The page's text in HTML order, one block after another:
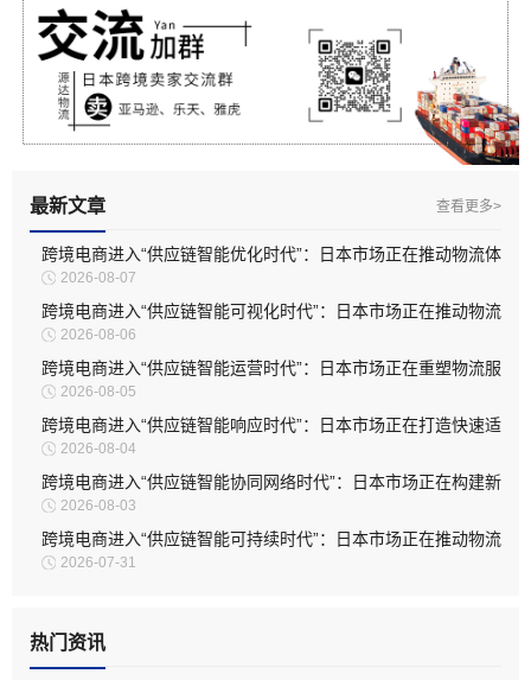
最新文章 查看更多>
跨境电商进入“供应链智能优化时代”：日本市场正在推动物流体
系深度升级
2026-08-07
跨境电商进入“供应链智能可视化时代”：日本市场正在推动物流
管理全面升级
2026-08-06
跨境电商进入“供应链智能运营时代”：日本市场正在重塑物流服
务模式
2026-08-05
跨境电商进入“供应链智能响应时代”：日本市场正在打造快速适
应型物流体系
2026-08-04
跨境电商进入“供应链智能协同网络时代”：日本市场正在构建新
型物流生态
2026-08-03
跨境电商进入“供应链智能可持续时代”：日本市场正在推动物流
体系绿色升级
2026-07-31
热门资讯